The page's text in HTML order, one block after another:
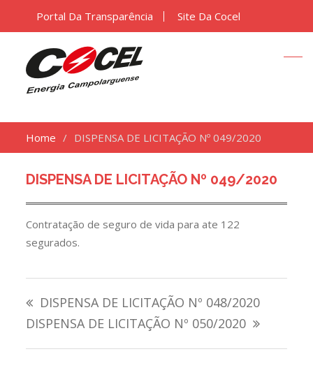
Portal Da Transparência Site Da Cocel
Home DISPENSA DE LICITAÇÃO Nº 049/2020
DISPENSA DE LICITAÇÃO Nº 049/2020
Contratação de seguro de vida para ate 122
segurados.
DISPENSA DE LICITAÇÃO Nº 048/2020
DISPENSA DE LICITAÇÃO Nº 050/2020